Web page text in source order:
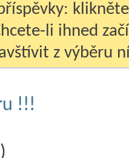
li ihned
z výběru
!!!
)